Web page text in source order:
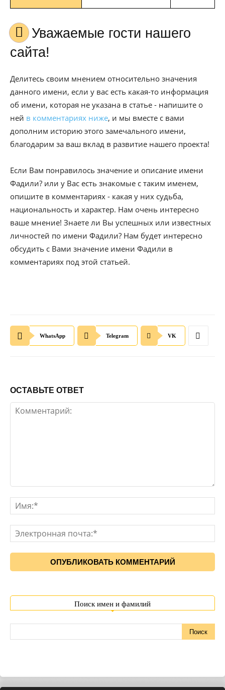
Уважаемые гости нашего
сайта!
Делитесь своим мнением относительно значения
данного имени, если у вас есть какая-то информация
об имени, которая не указана в статье - напишите о
ней в комментариях ниже, и мы вместе с вами
дополним историю этого замечального имени,
благодарим за ваш вклад в развитие нашего проекта!
Если Вам понравилось значение и описание имени
Фадили? или у Вас есть знакомые с таким именем,
опишите в комментариях - какая у них судьба,
национальность и характер. Нам очень интересно
ваше мнение! Знаете ли Вы успешных или известных
личностей по имени Фадили? Нам будет интересно
обсудить с Вами значение имени Фадили в
комментариях под этой статьей.
WhatsApp Telegram VK
ОСТАВЬТЕ ОТВЕТ
Поиск имен и фамилий